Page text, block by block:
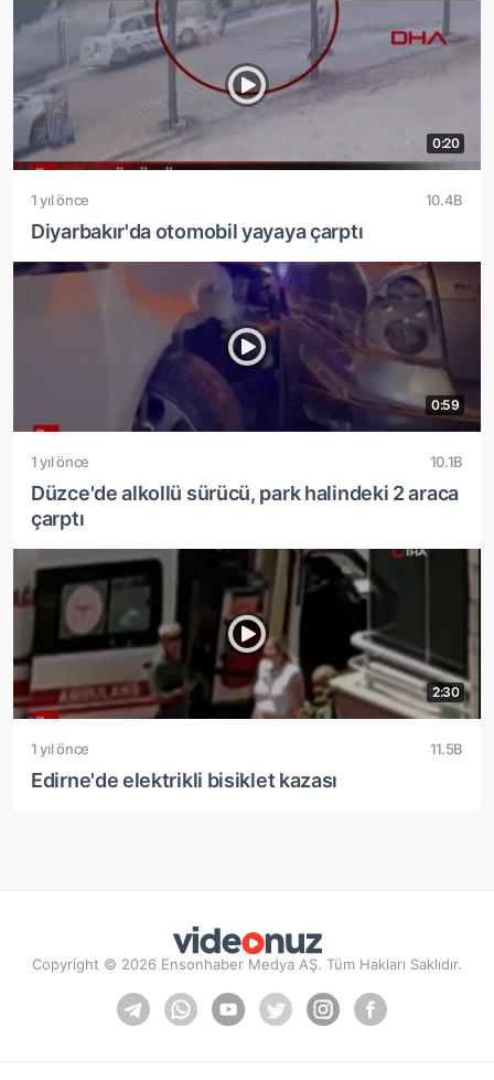
0:20
1 yıl önce 10.4B
Diyarbakır'da otomobil yayaya çarptı
0:59
1 yıl önce 10.1B
Düzce'de alkollü sürücü, park halindeki 2 araca
çarptı
2:30
1 yıl önce 11.5B
Edirne'de elektrikli bisiklet kazası
Copyright © 2026 Ensonhaber Medya AŞ. Tüm Hakları Saklıdır.